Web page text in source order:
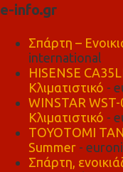
e-info.gr
Σπάρτη –
international
HISENSE
Κλιματιστικό -
WINSTAR
Κλιματιστικό -
TOYOTOMI
Summer -
Σπάρτη,